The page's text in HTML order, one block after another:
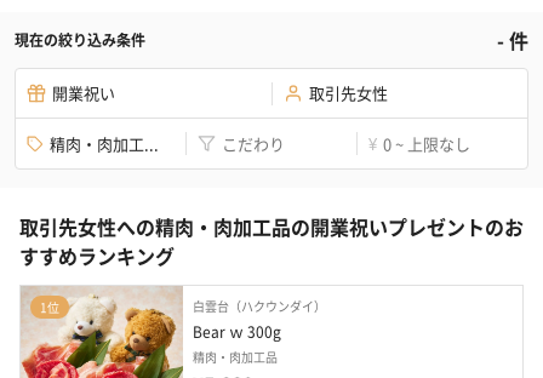
現在の絞り込み条件 -件
開業祝い 取引先女性
精肉・肉加工... こだわり ¥ 0 ~ 上限なし
取引先女性への精肉・肉加工品の開業祝いプレゼントのお
すすめランキング
1位 白雲台（ハクウンダイ）
Bear ｗ 300g
精肉・肉加工品